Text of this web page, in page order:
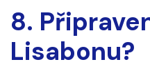
8.
Lisabonu?